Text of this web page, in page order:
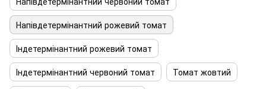
Напівдетермінантний рожевий томат
Індетермінантний рожевий томат
Індетермінантний червоний томат
Томат жовтий